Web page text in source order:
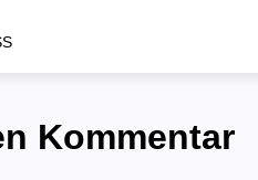
Kommentar